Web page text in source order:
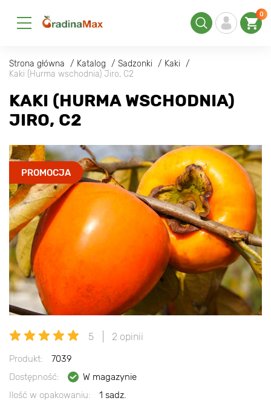
0
Strona główna Katalog Sadzonki
Kaki
Kaki (Hurma wschodnia) Jiro, С2
KAKI (HURMA WSCHODNIA)
JIRO, С2
PROMOCJA
5 2 opinii
Produkt:
7039
Dostępność:
W magazynie
Ilość w opakowaniu:
1 sadz.